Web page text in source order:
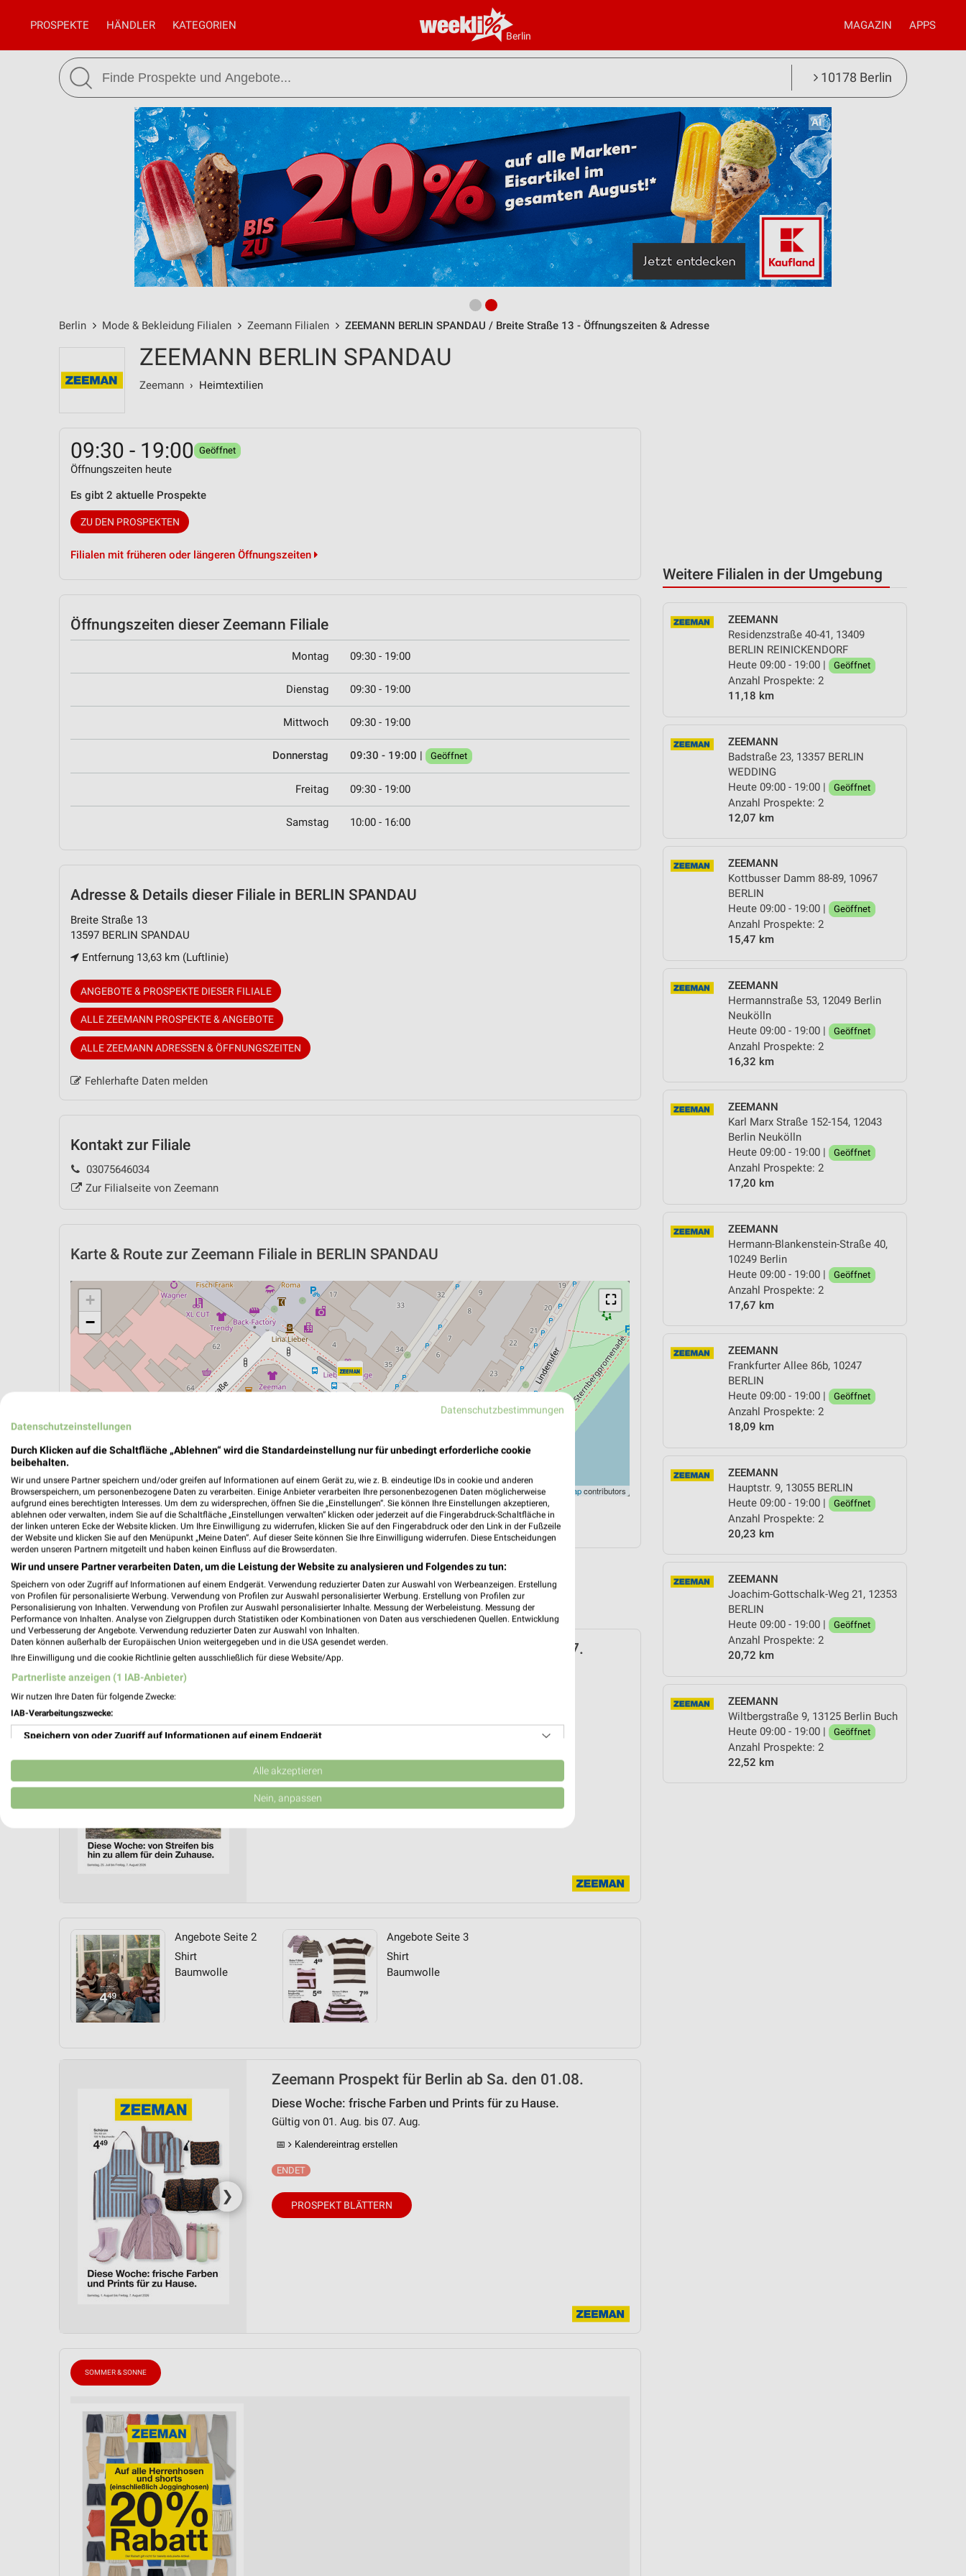
Berlin
PROSPEKTE HÄNDLER KATEGORIEN MAGAZIN APPS
10178 Berlin
Berlin Mode & Bekleidung Filialen Zeemann Filialen ZEEMANN BERLIN SPANDAU / Breite Straße 13 - Öffnungszeiten & Adresse
Weitere Filialen in der Umgebung
ZEEMANN
Residenzstraße 40-41, 13409
BERLIN REINICKENDORF
Heute 09:00 - 19:00 |
Geöffnet
Anzahl Prospekte: 2
11,18 km
ZEEMANN
Badstraße 23, 13357 BERLIN
WEDDING
Heute 09:00 - 19:00 |
Geöffnet
Anzahl Prospekte: 2
12,07 km
ZEEMANN
Kottbusser Damm 88-89, 10967
BERLIN
Heute 09:00 - 19:00 |
Geöffnet
Anzahl Prospekte: 2
15,47 km
ZEEMANN
Hermannstraße 53, 12049 Berlin
Neukölln
Heute 09:00 - 19:00 |
Geöffnet
Anzahl Prospekte: 2
16,32 km
ZEEMANN
Karl Marx Straße 152-154, 12043
Berlin Neukölln
Heute 09:00 - 19:00 |
Geöffnet
Anzahl Prospekte: 2
17,20 km
ZEEMANN
Hermann-Blankenstein-Straße 40,
10249 Berlin
Heute 09:00 - 19:00 |
Geöffnet
Anzahl Prospekte: 2
17,67 km
ZEEMANN
Frankfurter Allee 86b, 10247
BERLIN
Heute 09:00 - 19:00 |
Geöffnet
Anzahl Prospekte: 2
18,09 km
ZEEMANN
Hauptstr. 9, 13055 BERLIN
Heute 09:00 - 19:00 |
Geöffnet
Anzahl Prospekte: 2
20,23 km
ZEEMANN
Joachim-Gottschalk-Weg 21, 12353
BERLIN
Heute 09:00 - 19:00 |
Geöffnet
Anzahl Prospekte: 2
20,72 km
ZEEMANN
Wiltbergstraße 9, 13125 Berlin Buch
Heute 09:00 - 19:00 |
Geöffnet
Anzahl Prospekte: 2
22,52 km
ZEEMANN BERLIN SPANDAU
Zeemann › Heimtextilien
09:30 - 19:00 Geöffnet
Öffnungszeiten heute
Es gibt 2 aktuelle Prospekte
ZU DEN PROSPEKTEN
Filialen mit früheren oder längeren Öffnungszeiten
Öffnungszeiten dieser Zeemann Filiale
Montag 09:30 - 19:00
Dienstag 09:30 - 19:00
Mittwoch 09:30 - 19:00
Donnerstag 09:30 - 19:00 | Geöffnet
Freitag 09:30 - 19:00
Samstag 10:00 - 16:00
Adresse & Details dieser Filiale in BERLIN SPANDAU
Breite Straße 13
13597 BERLIN SPANDAU
Entfernung 13,63 km (Luftlinie)
ANGEBOTE & PROSPEKTE DIESER FILIALE
ALLE ZEEMANN PROSPEKTE & ANGEBOTE
ALLE ZEEMANN ADRESSEN & ÖFFNUNGSZEITEN
Fehlerhafte Daten melden
Kontakt zur Filiale
03075646034
Zur Filialseite von Zeemann
Karte & Route zur Zeemann Filiale in BERLIN SPANDAU
⛶
+
−
Leaflet|©OpenStreetMapcontributors
ÖPNV ANZEIGEN LADESÄULEN ANZEIGEN NAVIGATION MIT GOOGLE/IOS MAPS
Aktuelle Angebote in dieser Filiale
Anzahl Prospekte: 2
Letztes Prospektupdate: vor 6 Tagen
❯
Zeemann Prospekt für Berlin ab Sa. den 25.07.
Angebote Seite 2
Shirt
Baumwolle
Angebote Seite 3
Shirt
Baumwolle
❯
Zeemann Prospekt für Berlin ab Sa. den 01.08.
Diese Woche: frische Farben und Prints für zu Hause.
Gültig von 01. Aug. bis 07. Aug.
📅 Kalendereintrag erstellen
PROSPEKT BLÄTTERN
SOMMER & SONNE
Datenschutzbestimmungen
Datenschutzeinstellungen
Durch Klicken auf die Schaltfläche „Ablehnen“ wird die Standardeinstellung nur für unbedingt erforderliche cookie
beibehalten.
Wir und unsere Partner speichern und/oder greifen auf Informationen auf einem Gerät zu, wie z. B. eindeutige IDs in cookie und anderen
Browserspeichern, um personenbezogene Daten zu verarbeiten. Einige Anbieter verarbeiten Ihre personenbezogenen Daten möglicherweise
aufgrund eines berechtigten Interesses. Um dem zu widersprechen, öffnen Sie die „Einstellungen“. Sie können Ihre Einstellungen akzeptieren,
ablehnen oder verwalten, indem Sie auf die Schaltfläche „Einstellungen verwalten“ klicken oder jederzeit auf die Fingerabdruck-Schaltfläche in
der linken unteren Ecke der Website klicken. Um Ihre Einwilligung zu widerrufen, klicken Sie auf den Fingerabdruck oder den Link in der Fußzeile
der Website und klicken Sie auf den Menüpunkt „Meine Daten“. Auf dieser Seite können Sie Ihre Einwilligung widerrufen. Diese Entscheidungen
werden unseren Partnern mitgeteilt und haben keinen Einfluss auf die Browserdaten.
Wir und unsere Partner verarbeiten Daten, um die Leistung der Website zu analysieren und Folgendes zu tun:
Speichern von oder Zugriff auf Informationen auf einem Endgerät. Verwendung reduzierter Daten zur Auswahl von Werbeanzeigen. Erstellung
von Profilen für personalisierte Werbung. Verwendung von Profilen zur Auswahl personalisierter Werbung. Erstellung von Profilen zur
Personalisierung von Inhalten. Verwendung von Profilen zur Auswahl personalisierter Inhalte. Messung der Werbeleistung. Messung der
Performance von Inhalten. Analyse von Zielgruppen durch Statistiken oder Kombinationen von Daten aus verschiedenen Quellen. Entwicklung
und Verbesserung der Angebote. Verwendung reduzierter Daten zur Auswahl von Inhalten.
Daten können außerhalb der Europäischen Union weitergegeben und in die USA gesendet werden.
Ihre Einwilligung und die cookie Richtlinie gelten ausschließlich für diese Website/App.
Partnerliste anzeigen (1 IAB-Anbieter)
Wir nutzen Ihre Daten für folgende Zwecke:
IAB-Verarbeitungszwecke:
Speichern von oder Zugriff auf Informationen auf einem Endgerät
Verwendung reduzierter Daten zur Auswahl von Werbeanzeigen
Erstellung von Profilen für personalisierte Werbung
Erstellung von Profilen zur Personalisierung von Inhalten
Messung der Performance von Inhalten
Analyse von Zielgruppen durch Statistiken oder Kombinationen von Daten aus verschiedenen
Entwicklung und Verbesserung der Angebote
Geräte anhand von aktiv angeforderten Informationen identifizieren
Nicht-IAB-Verarbeitungszwecke:
Alle akzeptieren
Nein, anpassen